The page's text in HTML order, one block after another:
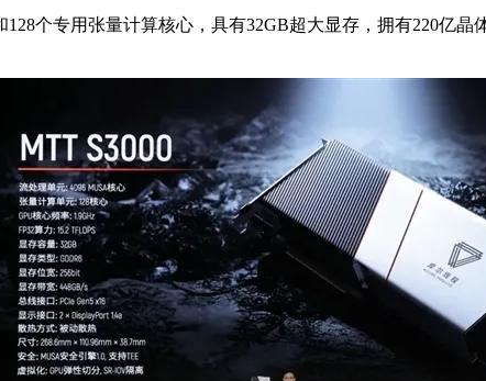
个专用张量计算核心，具有32GB超大显存，拥有220亿晶